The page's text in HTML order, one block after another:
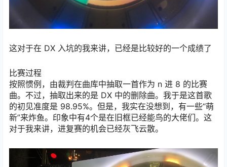
这对于在 DX 入坑的我来讲，已经是比较好的一个成绩了
比赛过程
按照惯例，由裁判在曲库中抽取一首作为 n 进 8 的比赛
曲。不过，抽取出来的是 DX 中的删除曲。我于是这首歌
的初见准度是 98.95%。但是，我实在没想到，有一些“萌
新”来炸鱼。印象中有4个是在旧框已经能鸟的大佬们。这
对于我来讲，进复赛的机会已经灰飞云散。